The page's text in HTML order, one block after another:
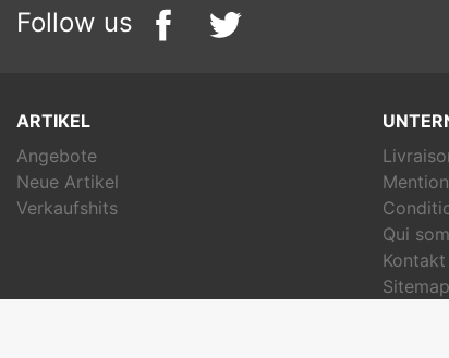
Follow us
ARTIKEL
Angebote
Neue Artikel
Verkaufshits
Qui
Kontakt
Sitemap